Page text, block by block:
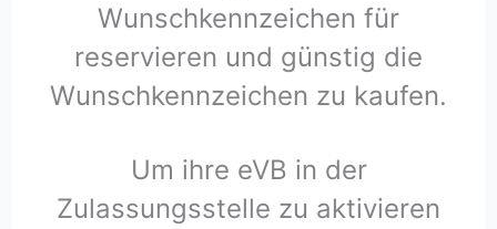
Wunschkennzeichen für
reservieren und günstig die
Wunschkennzeichen zu kaufen.
Um ihre eVB in der
Zulassungsstelle zu aktivieren